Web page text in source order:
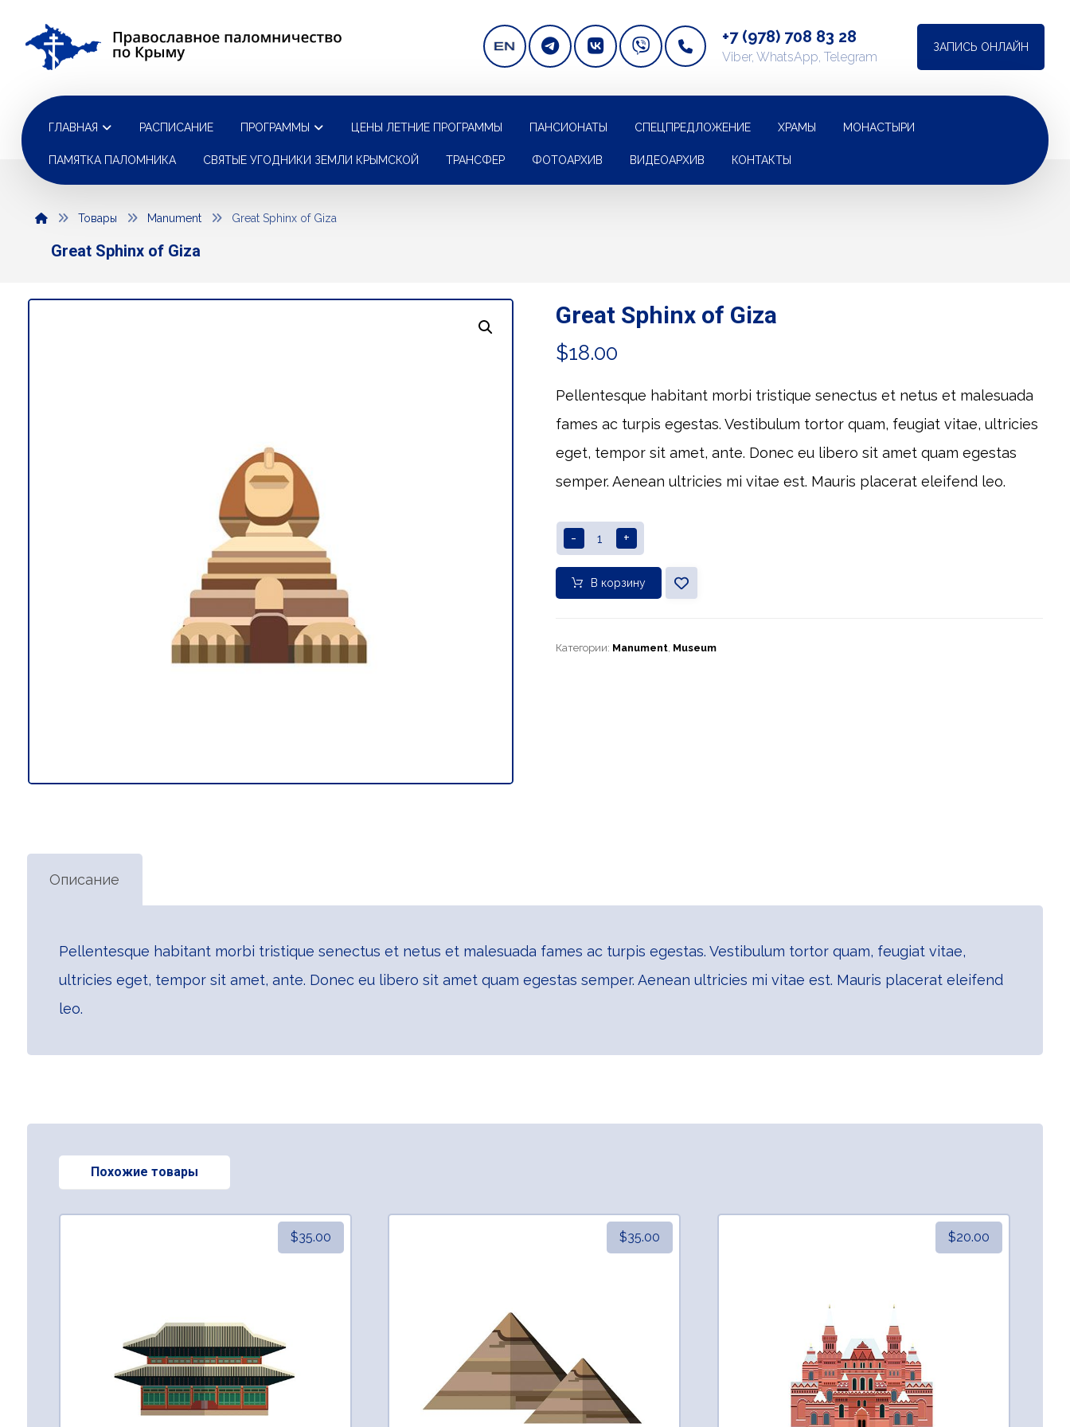
ЗАПИСЬ ОНЛАЙН
+7 (978) 708 83 28
Viber, WhatsApp, Telegram
ГЛАВНАЯ РАСПИСАНИЕ ПРОГРАММЫ ЦЕНЫ ЛЕТНИЕ ПРОГРАММЫ ПАНСИОНАТЫ СПЕЦПРЕДЛОЖЕНИЕ ХРАМЫ МОНАСТЫРИ
ПАМЯТКА ПАЛОМНИКА СВЯТЫЕ УГОДНИКИ ЗЕМЛИ КРЫМСКОЙ ТРАНСФЕР ФОТОАРХИВ ВИДЕОАРХИВ КОНТАКТЫ
Товары Manument Great Sphinx of Giza
Great Sphinx of Giza
Great Sphinx of Giza
$18.00
Pellentesque habitant morbi tristique senectus et netus et malesuada
fames ac turpis egestas. Vestibulum tortor quam, feugiat vitae, ultricies
eget, tempor sit amet, ante. Donec eu libero sit amet quam egestas
semper. Aenean ultricies mi vitae est. Mauris placerat eleifend leo.
- +
В корзину
Категории: Manument, Museum
Описание
Pellentesque habitant morbi tristique senectus et netus et malesuada fames ac turpis egestas. Vestibulum tortor quam, feugiat vitae,
ultricies eget, tempor sit amet, ante. Donec eu libero sit amet quam egestas semper. Aenean ultricies mi vitae est. Mauris placerat eleifend
leo.
Похожие товары
$35.00 $35.00 $20.00